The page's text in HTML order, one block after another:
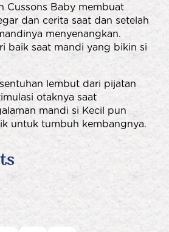
Cussons Baby membuat
dan cerita saat dan setelah
menyenangkan.
baik saat mandi yang bikin si
lembut dari pijatan
otaknya saat
mandi si Kecil pun
untuk tumbuh kembangnya.